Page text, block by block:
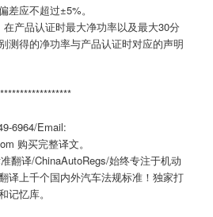
差应不超过±5%。
产品认证时最大净功率以及最大30分
测得的净功率与产品认证时对应的声明
6964/Email:
购买完整译文。
翻译/ChinaAutoRegs/始终专注于机动
译上千个国内外汽车法规标准！独家打
记忆库。